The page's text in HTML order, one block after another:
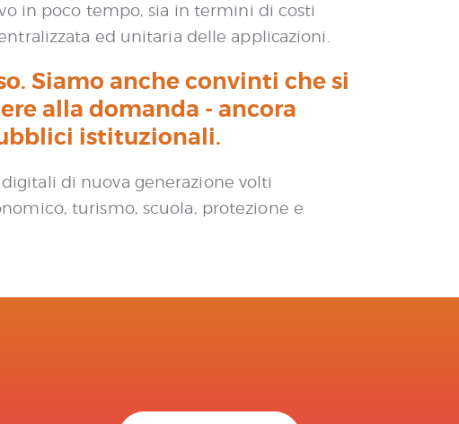
in poco tempo, sia in termini di costi
ed unitaria delle applicazioni.
Siamo anche convinti che si
alla domanda - ancora
istituzionali.
di nuova generazione volti
turismo, scuola, protezione e